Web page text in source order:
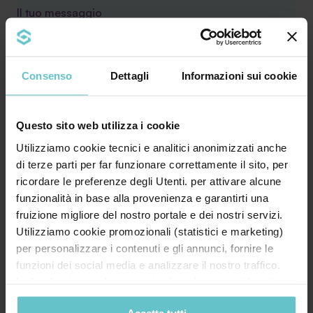
Consenso Dettagli Informazioni sui cookie
Questo sito web utilizza i cookie
Utilizziamo cookie tecnici e analitici anonimizzati anche
di terze parti per far funzionare correttamente il sito, per
ricordare le preferenze degli Utenti. per attivare alcune
funzionalità in base alla provenienza e garantirti una
fruizione migliore del nostro portale e dei nostri servizi.
Utilizziamo cookie promozionali (statistici e marketing)
per personalizzare i contenuti e gli annunci, fornire le
funzioni dei social media e analizzare il nostro traffico.
nostro sito ai nostri partner che si occupano di analisi dei
Il tuo messaggio
* Acconsento al trattamento dei miei dati
personali secondo quanto specificato nell'
informativa
Desidero inoltre ricevere la Newsletter di
al trattamento secondo quanto specificato